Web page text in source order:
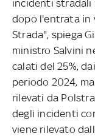
incidenti
dopo l'entrata in
Strada", spiega
ministro Salvini
calati del 25%,
periodo 2024,
rilevati da
degli incidenti
viene rilevato